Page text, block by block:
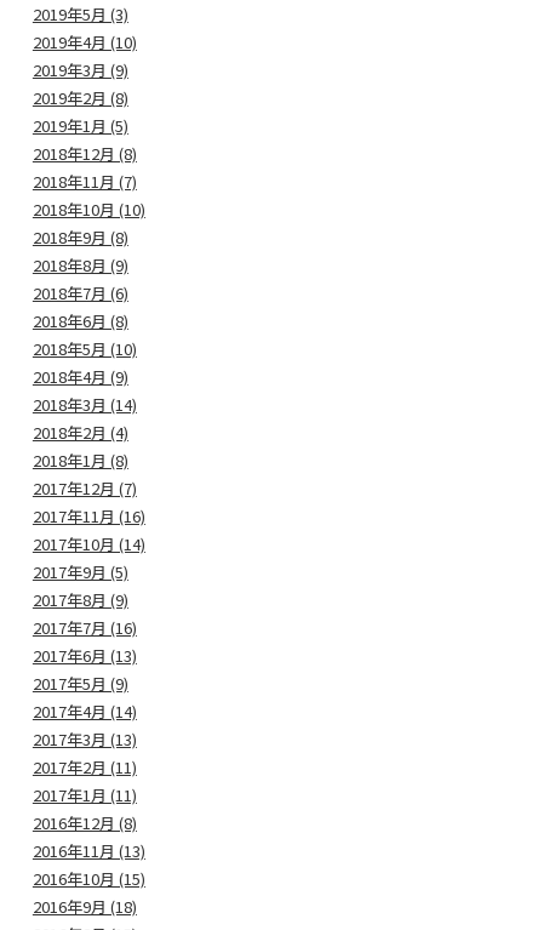
2019年5月 (3)
2019年4月 (10)
2019年3月 (9)
2019年2月 (8)
2019年1月 (5)
2018年12月 (8)
2018年11月 (7)
2018年10月 (10)
2018年9月 (8)
2018年8月 (9)
2018年7月 (6)
2018年6月 (8)
2018年5月 (10)
2018年4月 (9)
2018年3月 (14)
2018年2月 (4)
2018年1月 (8)
2017年12月 (7)
2017年11月 (16)
2017年10月 (14)
2017年9月 (5)
2017年8月 (9)
2017年7月 (16)
2017年6月 (13)
2017年5月 (9)
2017年4月 (14)
2017年3月 (13)
2017年2月 (11)
2017年1月 (11)
2016年12月 (8)
2016年11月 (13)
2016年10月 (15)
2016年9月 (18)